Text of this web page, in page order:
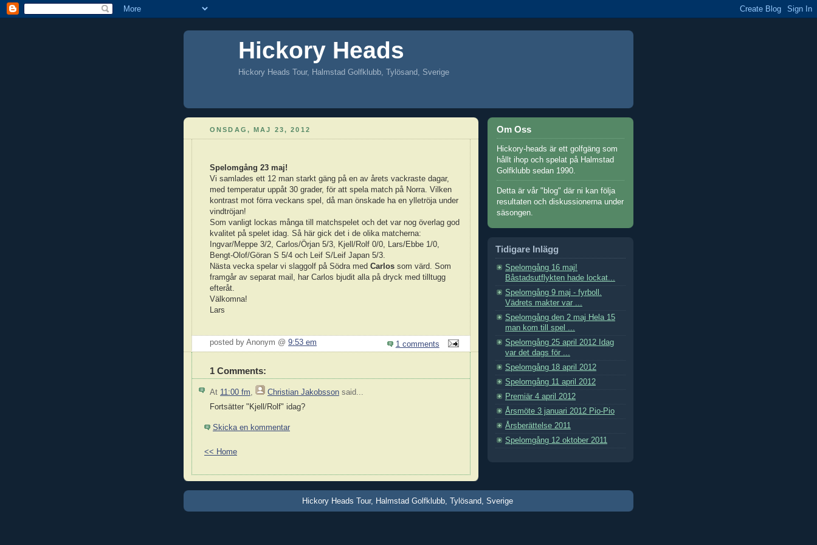
Hickory Heads
Hickory Heads Tour, Halmstad Golfklubb, Tylösand, Sverige
ONSDAG, MAJ 23, 2012
Spelomgång 23 maj!
Vi samlades ett 12 man starkt gäng på en av årets vackraste dagar,
med temperatur uppåt 30 grader, för att spela match på Norra. Vilken
kontrast mot förra veckans spel, då man önskade ha en ylletröja under
vindtröjan!
Som vanligt lockas många till matchspelet och det var nog överlag god
kvalitet på spelet idag. Så här gick det i de olika matcherna:
Ingvar/Meppe 3/2, Carlos/Örjan 5/3, Kjell/Rolf 0/0, Lars/Ebbe 1/0,
Bengt-Olof/Göran S 5/4 och Leif S/Leif Japan 5/3.
Nästa vecka spelar vi slaggolf på Södra med Carlos som värd. Som
framgår av separat mail, har Carlos bjudit alla på dryck med tilltugg
efteråt.
Välkomna!
Lars
posted by Anonym @ 9:53 em 1 comments
1 Comments:
At 11:00 fm, Christian Jakobsson said...
Fortsätter "Kjell/Rolf" idag?
Skicka en kommentar
<< Home
Om Oss
Hickory-heads är ett golfgäng som
hållt ihop och spelat på Halmstad
Golfklubb sedan 1990.
Detta är vår "blog" där ni kan följa
resultaten och diskussionerna under
säsongen.
Tidigare Inlägg
Spelomgång 16 maj!
Båstadsutflykten hade lockat...
Spelomgång 9 maj - fyrboll.
Vädrets makter var ...
Spelomgång den 2 maj Hela 15
man kom till spel ...
Spelomgång 25 april 2012 Idag
var det dags för ...
Spelomgång 18 april 2012
Spelomgång 11 april 2012
Premiär 4 april 2012
Årsmöte 3 januari 2012 Pio-Pio
Årsberättelse 2011
Spelomgång 12 oktober 2011
Hickory Heads Tour, Halmstad Golfklubb, Tylösand, Sverige